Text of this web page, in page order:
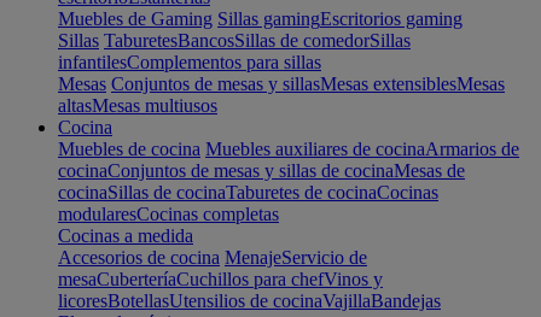
Muebles de Gaming Sillas gamingEscritorios gaming
Sillas TaburetesBancosSillas de comedorSillas
infantilesComplementos para sillas
Mesas Conjuntos de mesas y sillasMesas extensiblesMesas
altasMesas multiusos
Cocina
Muebles de cocina Muebles auxiliares de cocinaArmarios de
cocinaConjuntos de mesas y sillas de cocinaMesas de
cocinaSillas de cocinaTaburetes de cocinaCocinas
modularesCocinas completas
Cocinas a medida
Accesorios de cocina MenajeServicio de
mesaCuberteríaCuchillos para chefVinos y
licoresBotellasUtensilios de cocinaVajillaBandejas